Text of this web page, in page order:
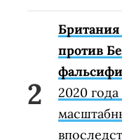
против
2020